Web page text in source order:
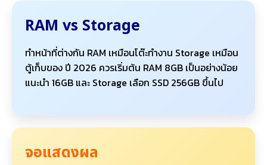
RAM vs Storage
ทำหน้าที่ต่างกัน RAM เหมือนโต๊ะทำงาน Storage เหมือน
ตู้เก็บของ ปี 2026 ควรเริ่มต้น RAM 8GB เป็นอย่างน้อย
แนะนำ 16GB และ Storage เลือก SSD 256GB ขึ้นไป
จอแสดงผล